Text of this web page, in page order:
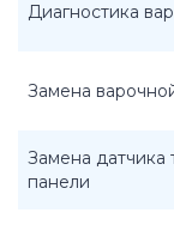
Диагностика
Замена
Замена датчика
панели